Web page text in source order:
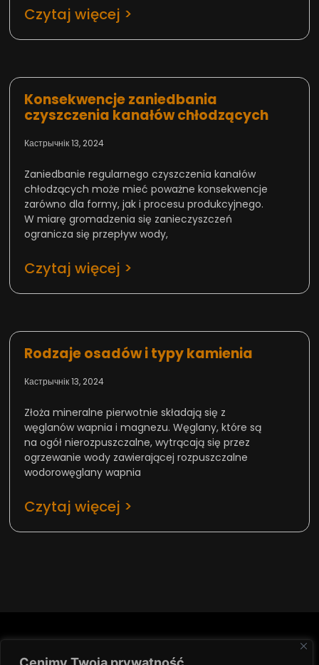
Czytaj więcej >
Konsekwencje zaniedbania
czyszczenia kanałów chłodzących
Кастрычнік 13, 2024
Zaniedbanie regularnego czyszczenia kanałów
chłodzących może mieć poważne konsekwencje
zarówno dla formy, jak i procesu produkcyjnego.
W miarę gromadzenia się zanieczyszczeń
ogranicza się przepływ wody,
Czytaj więcej >
Rodzaje osadów i typy kamienia
Кастрычнік 13, 2024
Złoża mineralne pierwotnie składają się z
węglanów wapnia i magnezu. Węglany, które są
na ogół nierozpuszczalne, wytrącają się przez
ogrzewanie wody zawierającej rozpuszczalne
wodorowęglany wapnia
Czytaj więcej >